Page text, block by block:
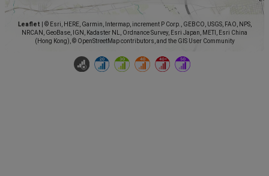
Leaflet
© Esri, HERE, Garmin, Intermap, increment P Corp., GEBCO, USGS, FAO, NPS,
NRCAN, GeoBase, IGN, Kadaster NL, Ordnance Survey, Esri Japan, METI, Esri China
(Hong Kong), © OpenStreetMap contributors, and the GIS User Community